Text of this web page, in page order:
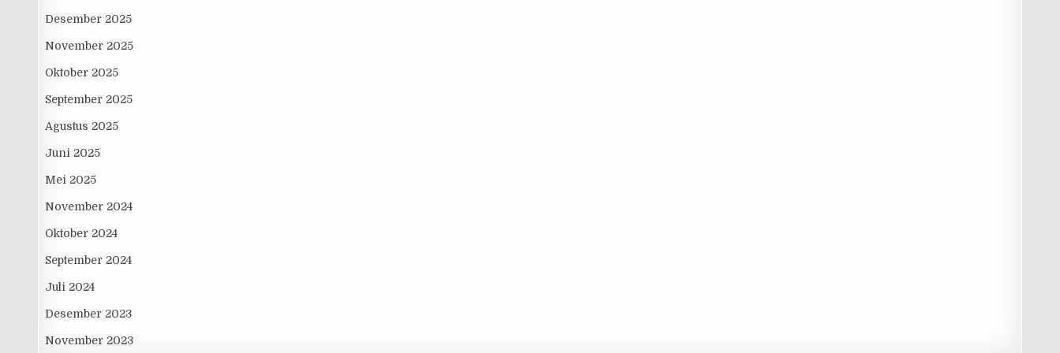
Desember 2025
November 2025
Oktober 2025
September 2025
Agustus 2025
Juni 2025
Mei 2025
November 2024
Oktober 2024
September 2024
Juli 2024
Desember 2023
November 2023